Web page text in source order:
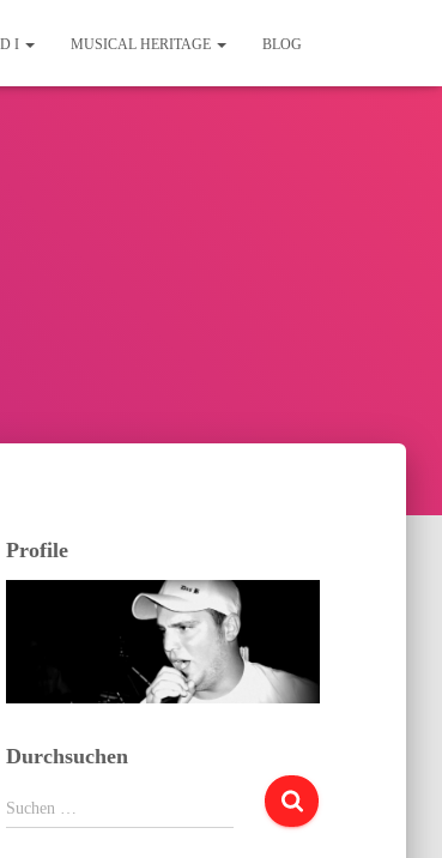
I MUSICAL HERITAGE BLOG
Profile
Durchsuchen
nach:
Suchen …